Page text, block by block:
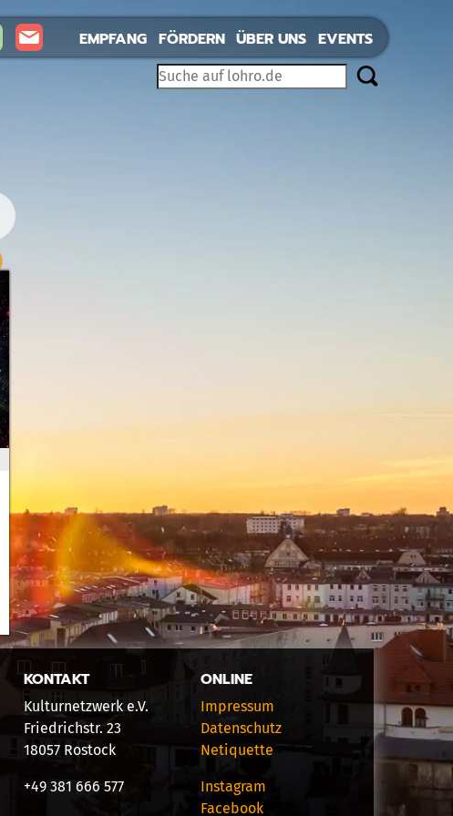
EMPFANG FÖRDERN ÜBER UNS EVENTS
KONTAKT
Kulturnetzwerk e.V.
Friedrichstr. 23
18057 Rostock
+49 381 666 577
ONLINE
Impressum
Datenschutz
Netiquette
Instagram
Facebook